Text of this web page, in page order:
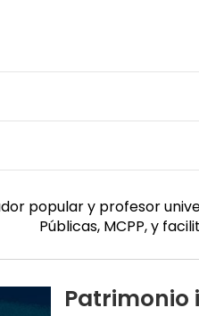
popular y profesor
Públicas, MCPP, y
Patrimonio